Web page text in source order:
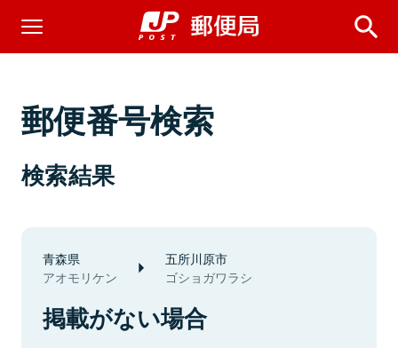
郵便番号検索
検索結果
青森県
アオモリケン
五所川原市
ゴショガワラシ
掲載がない場合